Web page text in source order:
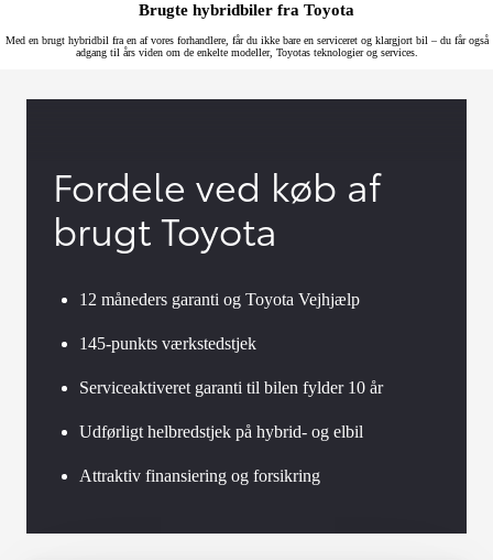
Brugte hybridbiler fra Toyota
Med en brugt hybridbil fra en af vores forhandlere, får du ikke bare en serviceret og klargjort bil – du får også
adgang til års viden om de enkelte modeller, Toyotas teknologier og services.
Fordele ved køb af
brugt Toyota
12 måneders garanti og Toyota Vejhjælp
145-punkts værkstedstjek
Serviceaktiveret garanti til bilen fylder 10 år
Udførligt helbredstjek på hybrid- og elbil
Attraktiv finansiering og forsikring